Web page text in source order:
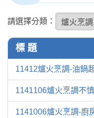
請選擇分類：
標 題
11412爐火烹調-油鍋
1141106爐火烹調不
1141006爐火烹調-廚